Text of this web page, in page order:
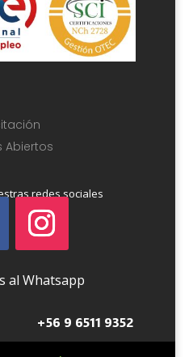
Abiertos
redes sociales
al Whatsapp
+56 9 6511 9352